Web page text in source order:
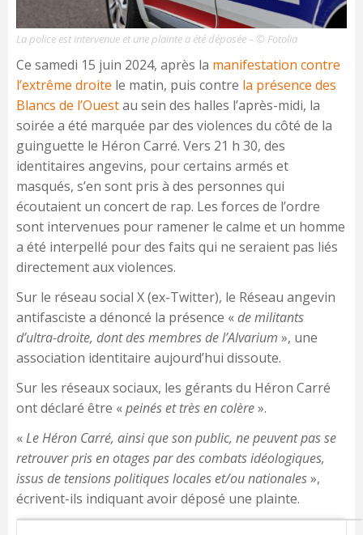
La police est intervenue et une plainte a été déposée – © Fotolia
Ce samedi 15 juin 2024, après la manifestation contre
l’extrême droite le matin, puis contre la présence des
Blancs de l’Ouestau sein des halles l’après-midi, la
soirée a été marquée par des violences du côté de la
guinguette le Héron Carré. Vers 21 h 30, des
identitaires angevins, pour certains armés et
masqués, s’en sont pris à des personnes qui
écoutaient un concert de rap. Les forces de l’ordre
sont intervenues pour ramener le calme et un homme
a été interpellé pour des faits qui ne seraient pas liés
directement aux violences.
Sur le réseau social X (ex-Twitter), le Réseau angevin
antifasciste a dénoncé la présence «de militants
d’ultra-droite, dont des membres de l’Alvarium », une
association identitaire aujourd’hui dissoute.
Sur les réseaux sociaux, les gérants du Héron Carré
ont déclaré être «peinés et très en colère».
«Le Héron Carré, ainsi que son public, ne peuvent pas se
retrouver pris en otages par des combats idéologiques,
issus de tensions politiques locales et/ou nationales»,
écrivent-ils indiquant avoir déposé une plainte.